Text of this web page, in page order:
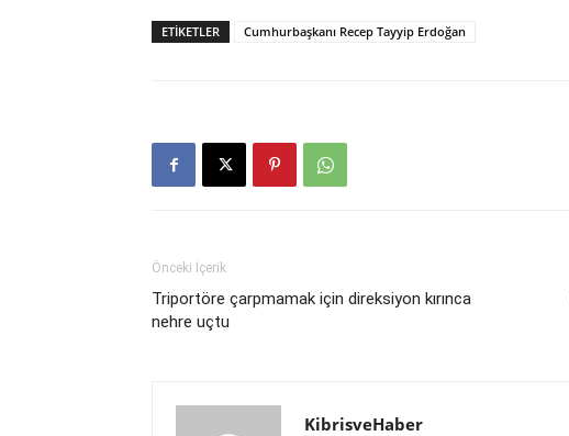
ETIKETLER Cumhurbaşkanı Recep Tayyip Erdoğan
Önceki İçerik
Triportöre çarpmamak için direksiyon kırınca
nehre uçtu
KibrisveHaber